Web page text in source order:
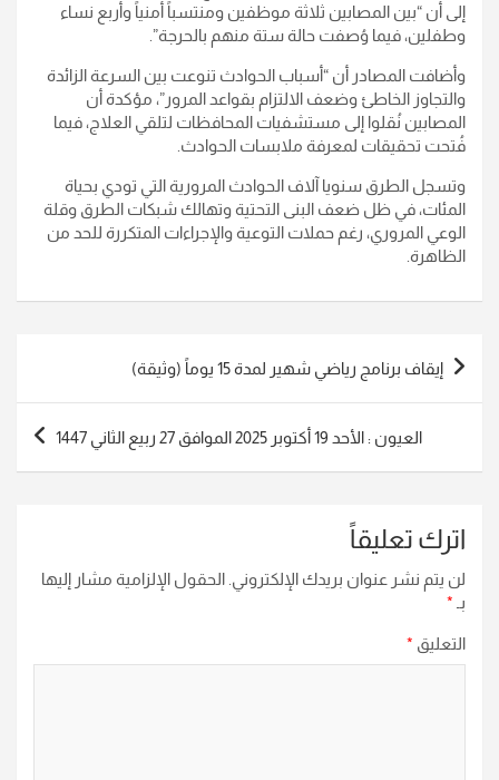
إلى أن “بين المصابين ثلاثة موظفين ومنتسباً أمنياً وأربع نساء
وطفلين، فيما وُصفت حالة ستة منهم بالحرجة”.
وأضافت المصادر أن “أسباب الحوادث تنوعت بين السرعة الزائدة
والتجاوز الخاطئ وضعف الالتزام بقواعد المرور”، مؤكدة أن
المصابين نُقلوا إلى مستشفيات المحافظات لتلقي العلاج، فيما
فُتحت تحقيقات لمعرفة ملابسات الحوادث.
وتسجل الطرق سنويا آلاف الحوادث المرورية التي تودي بحياة
المئات، في ظل ضعف البنى التحتية وتهالك شبكات الطرق وقلة
الوعي المروري، رغم حملات التوعية والإجراءات المتكررة للحد من
الظاهرة.
تصفّح
المقالات
إيقاف برنامج رياضي شهير لمدة 15 يوماً (وثيقة)
العيون : الأحد 19 أكتوبر 2025 الموافق 27 ربيع الثاني 1447
اترك تعليقاً
لن يتم نشر عنوان بريدك الإلكتروني. الحقول الإلزامية مشار إليها
بـ *
التعليق *